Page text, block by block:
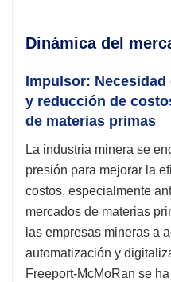
Dinámica del
Impulsor:
y reducción de
de materias primas
La industria minera se
presión para mejorar la
costos, especialmente
mercados de materias
las empresas mineras a
automatización y
Freeport-McMoRan se